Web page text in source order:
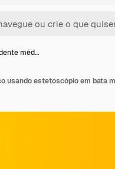
méd…